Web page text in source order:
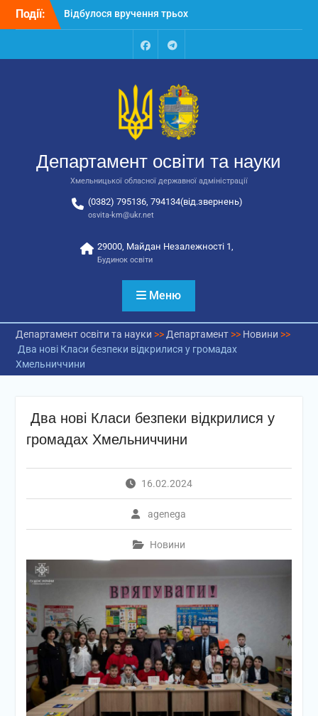
Перейти
Події:
Відбулося вручення трьох
освіти та науки обласної
державної адміністрації
Відбулась обласна
національно-патріотичне
виховання
FacebookTalegram
Департамент освіти та науки
Хмельницької обласної державної адміністрації
(0382) 795136, 794134(від.звернень)
osvita-km@ukr.net
29000, Майдан Незалежності 1,
Будинок освіти
Меню
Департамент освіти та науки >> Департамент>> Новини >>
Два нові Класи безпеки відкрилися у громадах
Хмельниччини
Два нові Класи безпеки відкрилися у
громадах Хмельниччини
16.02.2024
agenega
Новини